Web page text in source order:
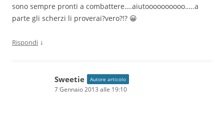
sono sempre pronti a combattere….aiutoooooooooo…..a
parte gli scherzi li proverai?vero?!? 😀
Rispondi ↓
Sweetie Autore articolo
7 Gennaio 2013 alle 19:10